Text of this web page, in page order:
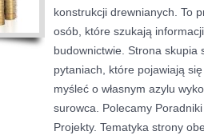
konstrukcji drewnianych. To
osób, które szukają
budownictwie. Strona skupia
pytaniach, które pojawiają
myśleć o własnym azylu
surowca. Polecamy
Projekty. Tematyka strony